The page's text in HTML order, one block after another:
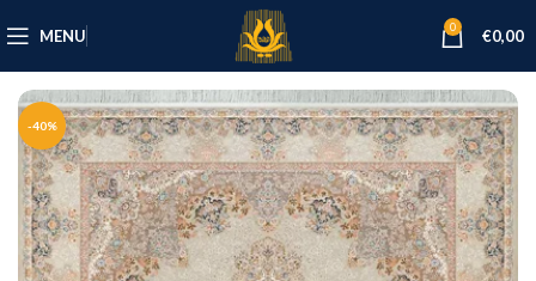
MENU 0 €0,00
-40%